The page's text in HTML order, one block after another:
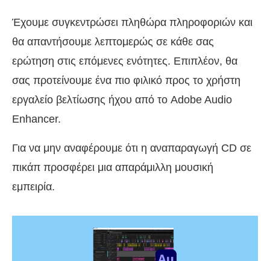
Έχουμε συγκεντρώσει πληθώρα πληροφοριών και
θα απαντήσουμε λεπτομερώς σε κάθε σας
ερώτηση στις επόμενες ενότητες. Επιπλέον, θα
σας προτείνουμε ένα πιο φιλικό προς το χρήστη
εργαλείο βελτίωσης ήχου από το Adobe Audio
Enhancer.
Για να μην αναφέρουμε ότι η αναπαραγωγή CD σε
πικάπ προσφέρει μια απαράμιλλη μουσική
εμπειρία.